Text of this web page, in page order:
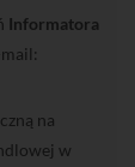
Informatora
na
w